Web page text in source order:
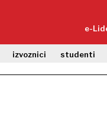
e-
izvoznici studenti